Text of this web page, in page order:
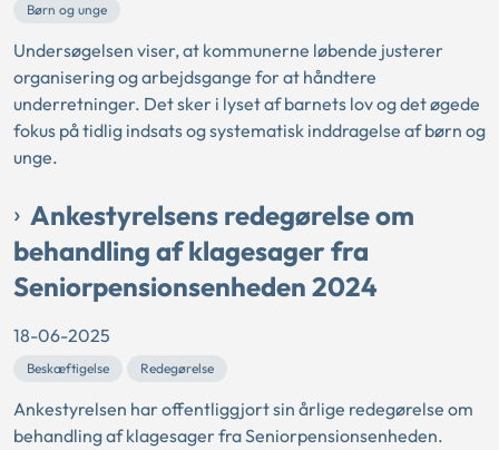
Børn og unge
Undersøgelsen viser, at kommunerne løbende justerer
organisering og arbejdsgange for at håndtere
underretninger. Det sker i lyset af barnets lov og det øgede
fokus på tidlig indsats og systematisk inddragelse af børn og
unge.
Ankestyrelsens redegørelse om
behandling af klagesager fra
Seniorpensionsenheden 2024
18-06-2025
Beskæftigelse Redegørelse
Ankestyrelsen har offentliggjort sin årlige redegørelse om
behandling af klagesager fra Seniorpensionsenheden.